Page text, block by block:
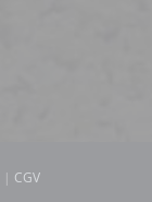
| CGV